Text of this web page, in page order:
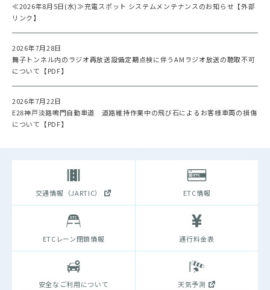
≪2026年8月5日(水)≫充電スポット システムメンテナンスのお知らせ【外部
リンク】
2026年7月28日
舞子トンネル内のラジオ再放送設備定期点検に伴うAMラジオ放送の聴取不可
について【PDF】
2026年7月22日
E28神戸淡路鳴門自動車道 道路維持作業中の飛び石によるお客様車両の損傷
について【PDF】
交通情報（JARTIC） ETC情報
ETCレーン閉鎖情報 通行料金表
安全なご利用について 天気予測